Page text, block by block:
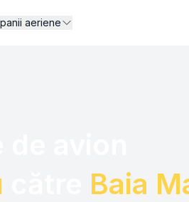
aeriene
Baia